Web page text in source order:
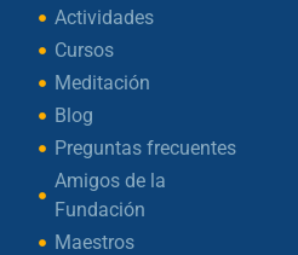
Actividades
Cursos
Meditación
Blog
Preguntas frecuentes
Amigos de la
Fundación
Maestros